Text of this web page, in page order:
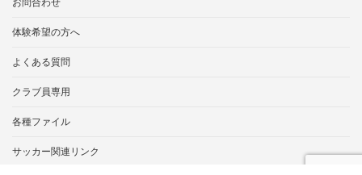
お問合わせ
体験希望の方へ
よくある質問
クラブ員専用
各種ファイル
サッカー関連リンク